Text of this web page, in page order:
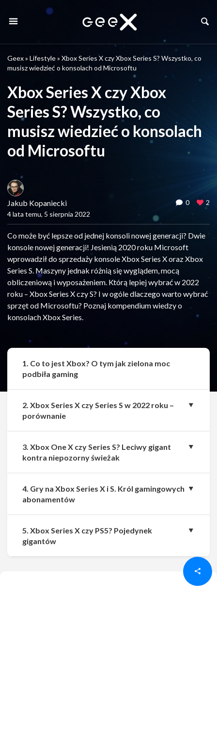
Geex» Lifestyle» Xbox Series X czy Xbox Series S? Wszystko, co
musisz wiedzieć o konsolach od Microsoftu
Xbox Series X czy Xbox
Series S? Wszystko, co
musisz wiedzieć o konsolach
od Microsoftu
Jakub Kopaniecki
4 lata temu, 5 sierpnia 2022
0 2
Co może być lepsze od jednej konsoli nowej generacji? Dwie
konsole nowej generacji! Jesienią 2020 roku Microsoft
wprowadził do sprzedaży konsole Xbox Series X oraz Xbox
Series S. Maszyny jednak różnią się wyglądem, mocą
obliczeniową i wyposażeniem. Którą lepiej wybrać w 2022
roku – Xbox Series X czy S? I w ogóle dlaczego warto wybrać
sprzęt od Microsoftu? Poznaj kompendium wiedzy o
konsolach Xbox Series.
1. Co to jest Xbox? O tym jak zielona moc
podbiła gaming
2. Xbox Series X czy Series S w 2022 roku –
porównanie
3. Xbox One X czy Series S? Leciwy gigant
kontra niepozorny świeżak
4. Gry na Xbox Series X i S. Król gamingowych
abonamentów
5. Xbox Series X czy PS5? Pojedynek
gigantów